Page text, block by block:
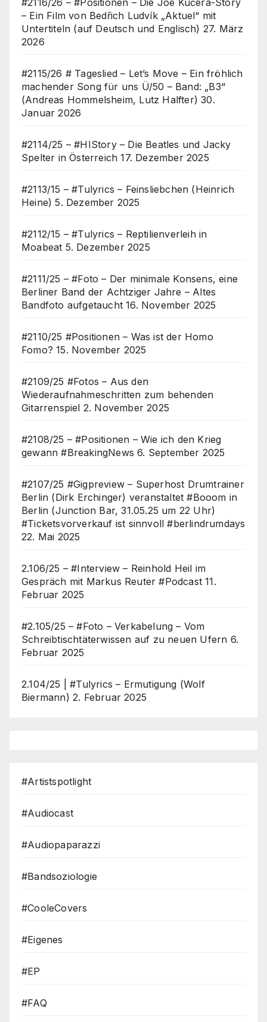
– Ein Film von Bedřich Ludvík „Aktuel“ mit
Untertiteln (auf Deutsch und Englisch) 27. März
2026
#2115/26 # Tageslied – Let’s Move – Ein fröhlich
machender Song für uns Ü/50 – Band: „B3“
(Andreas Hommelsheim, Lutz Halfter) 30.
Januar 2026
#2114/25 – #HIStory – Die Beatles und Jacky
Spelter in Österreich 17. Dezember 2025
#2113/15 – #Tulyrics – Feinsliebchen (Heinrich
Heine) 5. Dezember 2025
#2112/15 – #Tulyrics – Reptilienverleih in
Moabeat 5. Dezember 2025
#2111/25 – #Foto – Der minimale Konsens, eine
Berliner Band der Achtziger Jahre – Altes
Bandfoto aufgetaucht 16. November 2025
#2110/25 #Positionen – Was ist der Homo
Fomo? 15. November 2025
#2109/25 #Fotos – Aus den
Wiederaufnahmeschritten zum behenden
Gitarrenspiel 2. November 2025
#2108/25 – #Positionen – Wie ich den Krieg
gewann #BreakingNews 6. September 2025
#2107/25 #Gigpreview – Superhost Drumtrainer
Berlin (Dirk Erchinger) veranstaltet #Booom in
Berlin (Junction Bar, 31.05.25 um 22 Uhr)
#Ticketsvorverkauf ist sinnvoll #berlindrumdays
22. Mai 2025
2.106/25 – #Interview – Reinhold Heil im
Gespräch mit Markus Reuter #Podcast 11.
Februar 2025
#2.105/25 – #Foto – Verkabelung – Vom
Schreibtischtäterwissen auf zu neuen Ufern 6.
Februar 2025
2.104/25 | #Tulyrics – Ermutigung (Wolf
Biermann) 2. Februar 2025
#Artistspotlight
#Audiocast
#Audiopaparazzi
#Bandsoziologie
#CooleCovers
#Eigenes
#EP
#FAQ